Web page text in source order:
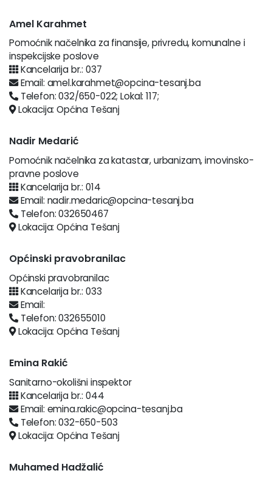
Amel Karahmet
Pomoćnik načelnika za finansije, privredu, komunalne i
inspekcijske poslove
Kancelarija br.: 037
Email: amel.karahmet@opcina-tesanj.ba
Telefon: 032/650-022; Lokal: 117;
Lokacija: Općina Tešanj
Nadir Medarić
Pomoćnik načelnika za katastar, urbanizam, imovinsko-
pravne poslove
Kancelarija br.: 014
Email: nadir.medaric@opcina-tesanj.ba
Telefon: 032650467
Lokacija: Općina Tešanj
Općinski pravobranilac
Općinski pravobranilac
Kancelarija br.: 033
Email:
Telefon: 032655010
Lokacija: Općina Tešanj
Emina Rakić
Sanitarno-okolišni inspektor
Kancelarija br.: 044
Email: emina.rakic@opcina-tesanj.ba
Telefon: 032-650-503
Lokacija: Općina Tešanj
Muhamed Hadžalić